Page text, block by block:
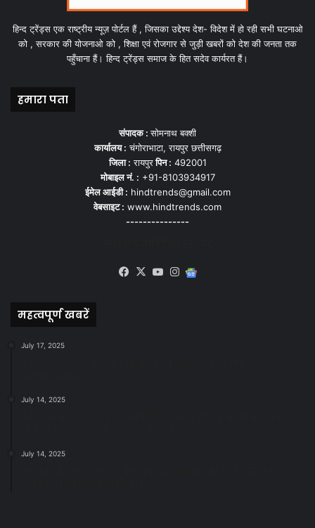
हिन्द ट्रेंड्स एक राष्ट्रीय न्यूज़ पोर्टल हैं , जिसका उद्देश्य देश- विदेश में हो रही सभी घटनाओ
को , सरकार की योजनाओ को , शिक्षा एवं रोजगार से जुड़ी खबरों को देश की जनता तक
पहुँचाना हैं। हिन्द ट्रेंड्स समाज के हित सदेव कार्यरत हैं।
हमारा पता
संपादक :सोमनाथ बक्शी
कार्यालय : चंगोराभाटा, रायपुर छत्तीसगढ़
जिला : रायपुरपिन : 492001
मोबाइल नं. : +91-8103934917
ईमेल आईडी : hindtrends@gmail.com
वेबसाइट : www.hindtrends.com
---------------
Facebook
X YouTubeInstagram
महत्वपूर्ण खबरें
July 17, 2025
July 14, 2025
July 14, 2025